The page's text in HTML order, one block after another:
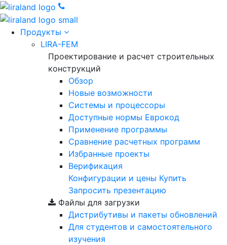
Продукты
LIRA-FEM
Проектирование и расчет строительных
конструкций
Обзор
Новые возможности
Cистемы и процессоры
Доступные нормы Еврокод
Применение программы
Сравнение расчетных программ
Избранные проекты
Верификация
Конфигурации и цены Купить
Запросить презентацию
Файлы для загрузки
Дистрибутивы и пакеты обновлений
Для студентов и самостоятельного
изучения